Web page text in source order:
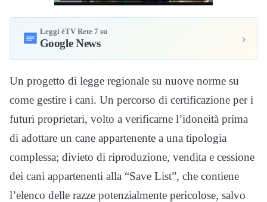
Leggi èTV Rete 7 su
Google News ›
Un progetto di legge regionale su nuove norme su
come gestire i cani. Un percorso di certificazione per i
futuri proprietari, volto a verificarne l’idoneità prima
di adottare un cane appartenente a una tipologia
complessa; divieto di riproduzione, vendita e cessione
dei cani appartenenti alla “Save List”, che contiene
l’elenco delle razze potenzialmente pericolose, salvo